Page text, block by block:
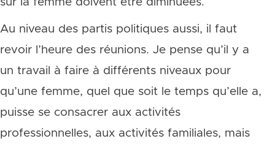
Au niveau des partis politiques aussi, il faut
revoir l’heure des réunions. Je pense qu’il y a
un travail à faire à différents niveaux pour
qu’une femme, quel que soit le temps qu’elle a,
puisse se consacrer aux activités
professionnelles, aux activités familiales, mais